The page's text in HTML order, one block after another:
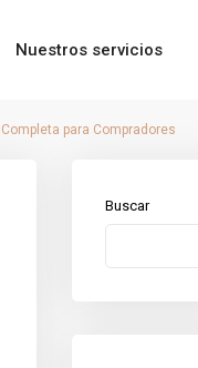
Nuestros servicios
para Compradores
Buscar